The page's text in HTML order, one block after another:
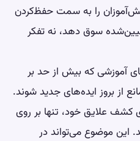
را به سمت حفظ‌کردن
سوق دهد، نه تفکر
آموزشی که بیش از حد بر
از بروز ایده‌های جدید شوند.
علایق خود، تنها بر روی
این موضوع می‌تواند در